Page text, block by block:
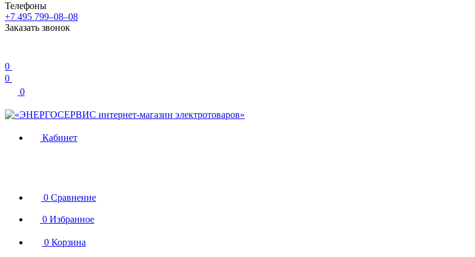
Телефоны
+7 495 799–08–08
Заказать звонок
0
0
0
Кабинет
0 Сравнение
0 Избранное
0 Корзина